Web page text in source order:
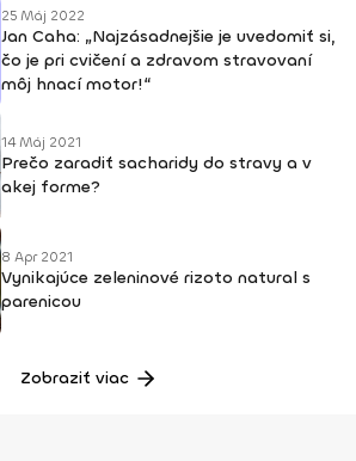
25 Máj 2022
Jan Caha: „Najzásadnejšie je uvedomiť si,
čo je pri cvičení a zdravom stravovaní
môj hnací motor!“
14 Máj 2021
Prečo zaradiť sacharidy do stravy a v
akej forme?
8 Apr 2021
Vynikajúce zeleninové rizoto natural s
parenicou
Zobraziť viac